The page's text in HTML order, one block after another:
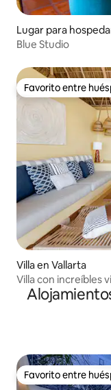
Lugar para
Blue Studio
Favorito entre
Favorito entre
Villa en Vallarta
Villa con increíbles
Favorito entre
Favorito entre